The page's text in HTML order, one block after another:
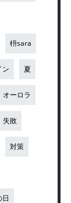
枡sara
ン 夏
オーロラ
失敗
対策
日